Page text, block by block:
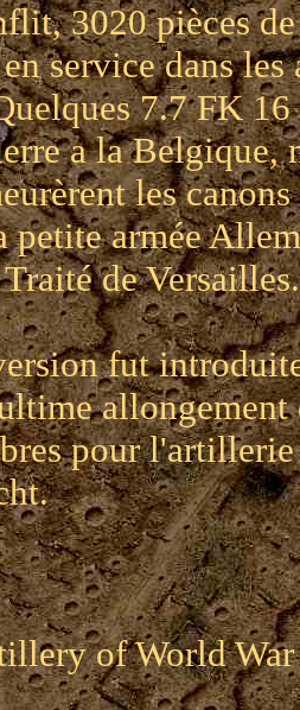
3020 pièces
service dans les
7.7 FK
a la Belgique,
les canons
petite armée
de Versailles.
fut
allongement
pour
of World